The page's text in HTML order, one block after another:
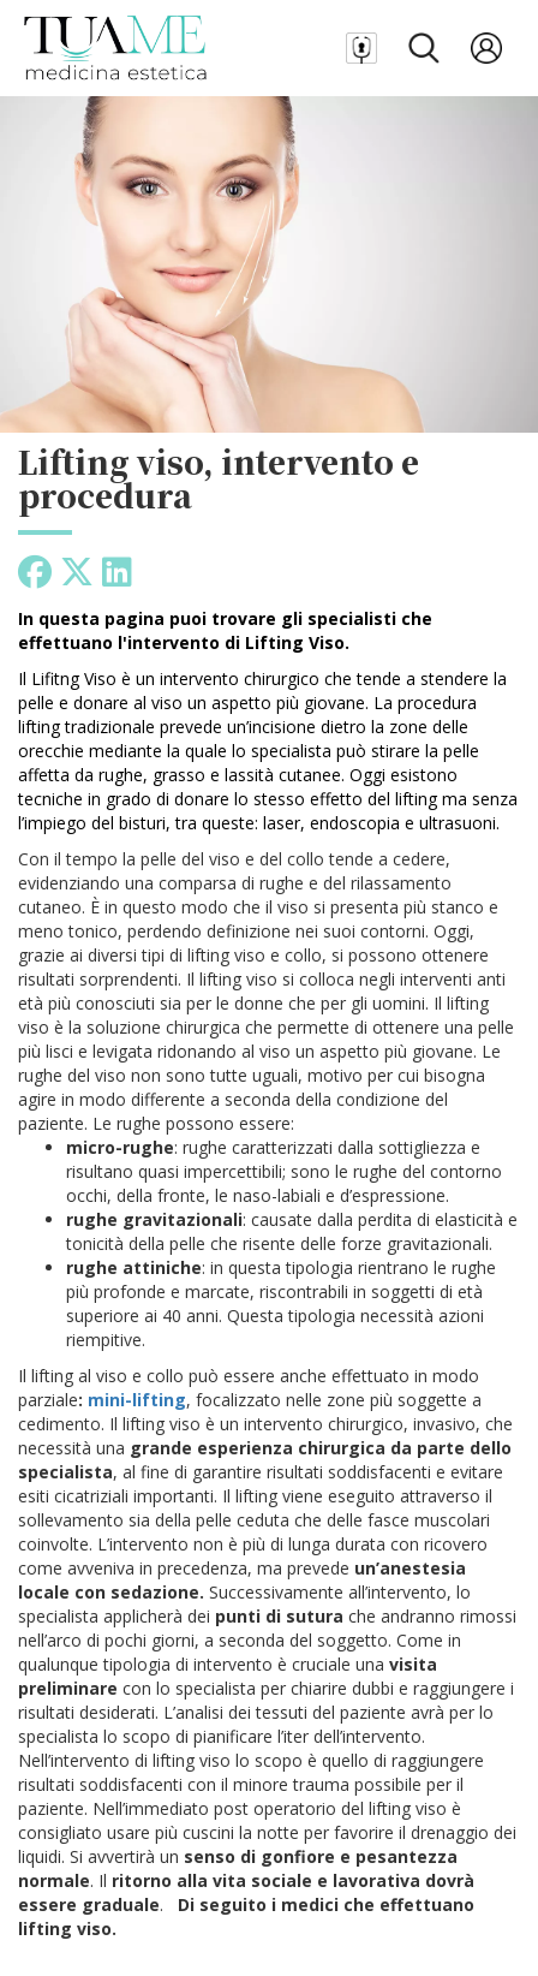
Lifting viso, intervento e
procedura
In questa pagina puoi trovare gli specialisti che
effettuano l'intervento di Lifting Viso.
Il Lifitng Viso è un intervento chirurgico che tende a stendere la
pelle e donare al viso un aspetto più giovane. La procedura
lifting tradizionale prevede un’incisione dietro la zone delle
orecchie mediante la quale lo specialista può stirare la pelle
affetta da rughe, grasso e lassità cutanee. Oggi esistono
tecniche in grado di donare lo stesso effetto del lifting ma senza
l’impiego del bisturi, tra queste: laser, endoscopia e ultrasuoni.
Con il tempo la pelle del viso e del collo tende a cedere,
evidenziando una comparsa di rughe e del rilassamento
cutaneo. È in questo modo che il viso si presenta più stanco e
meno tonico, perdendo definizione nei suoi contorni. Oggi,
grazie ai diversi tipi di lifting viso e collo, si possono ottenere
risultati sorprendenti. Il lifting viso si colloca negli interventi anti
età più conosciuti sia per le donne che per gli uomini. Il lifting
viso è la soluzione chirurgica che permette di ottenere una pelle
più lisci e levigata ridonando al viso un aspetto più giovane. Le
rughe del viso non sono tutte uguali, motivo per cui bisogna
agire in modo differente a seconda della condizione del
paziente. Le rughe possono essere:
micro-rughe: rughe caratterizzati dalla sottigliezza e
risultano quasi impercettibili; sono le rughe del contorno
occhi, della fronte, le naso-labiali e d’espressione.
rughe gravitazionali: causate dalla perdita di elasticità e
tonicità della pelle che risente delle forze gravitazionali.
rughe attiniche: in questa tipologia rientrano le rughe
più profonde e marcate, riscontrabili in soggetti di età
superiore ai 40 anni. Questa tipologia necessità azioni
riempitive.
Il lifting al viso e collo può essere anche effettuato in modo
parziale: mini-lifting, focalizzato nelle zone più soggette a
cedimento. Il lifting viso è un intervento chirurgico, invasivo, che
necessità una grande esperienza chirurgica da parte dello
specialista, al fine di garantire risultati soddisfacenti e evitare
esiti cicatriziali importanti. Il lifting viene eseguito attraverso il
sollevamento sia della pelle ceduta che delle fasce muscolari
coinvolte. L’intervento non è più di lunga durata con ricovero
come avveniva in precedenza, ma prevede un’anestesia
locale con sedazione. Successivamente all’intervento, lo
specialista applicherà dei punti di sutura che andranno rimossi
nell’arco di pochi giorni, a seconda del soggetto. Come in
qualunque tipologia di intervento è cruciale una visita
preliminare con lo specialista per chiarire dubbi e raggiungere i
risultati desiderati. L’analisi dei tessuti del paziente avrà per lo
specialista lo scopo di pianificare l’iter dell’intervento.
Nell’intervento di lifting viso lo scopo è quello di raggiungere
risultati soddisfacenti con il minore trauma possibile per il
paziente. Nell’immediato post operatorio del lifting viso è
consigliato usare più cuscini la notte per favorire il drenaggio dei
liquidi. Si avvertirà un senso di gonfiore e pesantezza
normale. Il ritorno alla vita sociale e lavorativa dovrà
essere graduale. Di seguito i medici che effettuano
lifting viso.